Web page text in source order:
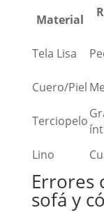
Material
Tela Lisa
Cuero/Piel
Terciopelo
Lino
Errores
sofá y